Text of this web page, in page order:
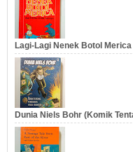
Lagi-Lagi Nenek Botol
Dunia Niels Bohr (Komik